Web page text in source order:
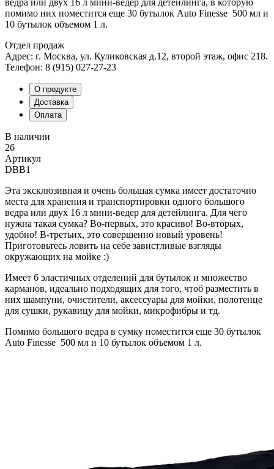
помимо них поместится еще 30 бутылок Auto Finesse 500 мл и
10 бутылок объемом 1 л.
Отдел продаж
Адрес: г. Москва, ул. Куликовская д.12, второй этаж, офис 218.
Телефон: 8 (915) 027-27-23
О продукте
Доставка
Оплата
В наличии
26
Артикул
DBB1
Эта эксклюзивная и очень большая сумка имеет достаточно
места для хранения и транспортировки одного большого
ведра или двух 16 л мини-ведер для детейлинга. Для чего
нужна такая сумка? Во-первых, это красиво! Во-вторых,
удобно! В-третьих, это совершенно новый уровень!
Приготовьтесь ловить на себе завистливые взгляды
окружающих на мойке :)
Имеет 6 эластичных отделений для бутылок и множество
карманов, идеально подходящих для того, чтоб разместить в
них шампуни, очистители, аксессуары для мойки, полотенце
для сушки, рукавицу для мойки, микрофибры и тд.
Помимо большого ведра в сумку поместится еще 30 бутылок
Auto Finesse 500 мл и 10 бутылок объемом 1 л.